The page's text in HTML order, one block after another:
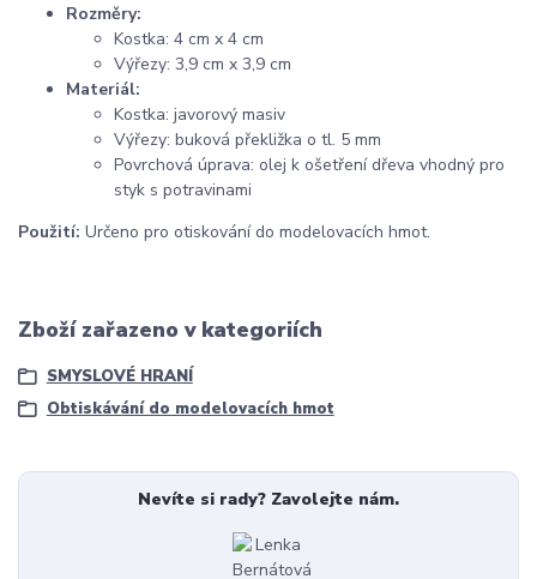
Rozměry:
Kostka: 4 cm x 4 cm
Výřezy: 3,9 cm x 3,9 cm
Materiál:
Kostka: javorový masiv
Výřezy: buková překližka o tl. 5 mm
Povrchová úprava: olej k ošetření dřeva vhodný pro
styk s potravinami
Použití: Určeno pro otiskování do modelovacích hmot.
Zboží zařazeno v kategoriích
SMYSLOVÉ HRANÍ
Obtiskávání do modelovacích hmot
Nevíte si rady? Zavolejte nám.